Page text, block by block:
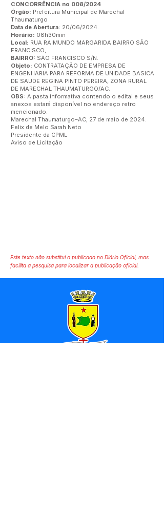
CONCORRÊNCIA no 008/2024
Órgão: Prefeitura Municipal de Marechal
Thaumaturgo
Data de Abertura: 20/06/2024.
Horário: 08h30min
Local: RUA RAIMUNDO MARGARIDA BAIRRO SÃO
FRANCISCO,
BAIRRO: SÃO FRANCISCO S/N.
Objeto: CONTRATAÇÃO DE EMPRESA DE
ENGENHARIA PARA REFORMA DE UNIDADE BASICA
DE SAUDE REGINA PINTO PEREIRA, ZONA RURAL
DE MARECHAL THAUMATURGO/AC.
OBS: A pasta informativa contendo o edital e seus
anexos estará disponível no endereço retro
mencionado.
Marechal Thaumaturgo–AC, 27 de maio de 2024.
Felix de Melo Sarah Neto
Presidente da CPML
Aviso de Licitação
Este texto não substitui o publicado no Diário Oficial, mas
facilita a pesquisa para localizar a publicação oficial.